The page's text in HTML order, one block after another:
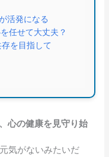
活発になる
任せて大丈夫？
を目指して
心の健康を見守り始
気がないみたいだ